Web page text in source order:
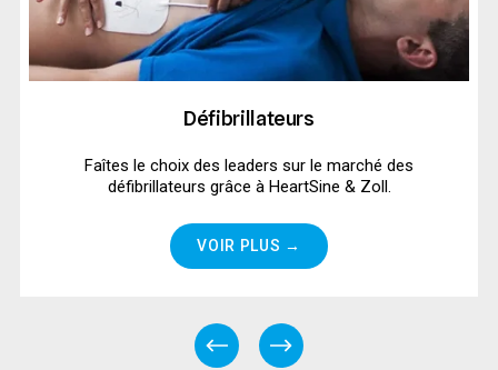
Défibrillateurs
Faîtes le choix des leaders sur le marché des
défibrillateurs grâce à HeartSine & Zoll.
VOIR PLUS →